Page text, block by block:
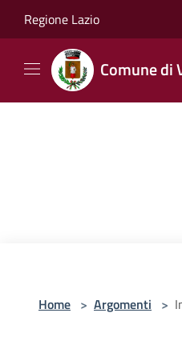
Regione Lazio
Comune di
Home > Argomenti >